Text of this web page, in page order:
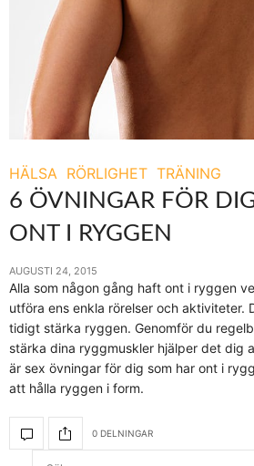
HÄLSA RÖRLIGHET TRÄNING
6 ÖVNINGAR FÖR
ONT I RYGGEN
AUGUSTI 24, 2015
Alla som någon gång haft ont i ryggen
utföra ens enkla rörelser och aktiviteter.
tidigt stärka ryggen. Genomför du
stärka dina ryggmuskler hjälper det dig
är sex övningar för dig som har ont i
att hålla ryggen i form.
0 DELNINGAR